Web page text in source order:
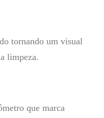
tornando um visual
limpeza.
que marca